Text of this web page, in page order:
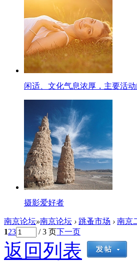
闲适、文化气息浓厚，主要活
摄影爱好者
南京论坛»南京论坛 › 跳蚤市场 › 南京
123 / 3 页下一页
返回列表